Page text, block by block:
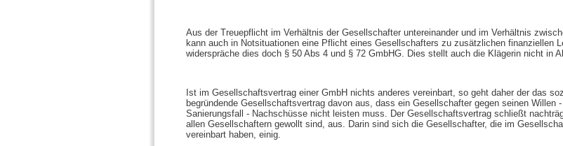
Aus der Treuepflicht im Verhältnis der Gesellschafter untereinander und im Verhältnis
kann auch in Notsituationen eine Pflicht eines Gesellschafters zu zusätzlichen finanziellen
widerspräche dies doch § 50 Abs 4 und § 72 GmbHG. Dies stellt auch die Klägerin nicht in
Ist im Gesellschaftsvertrag einer GmbH nichts anderes vereinbart, so geht daher der das
begründende Gesellschaftsvertrag davon aus, dass ein Gesellschafter gegen seinen Willen
Sanierungsfall - Nachschüsse nicht leisten muss. Der Gesellschaftsvertrag schließt
allen Gesellschaftern gewollt sind, aus. Darin sind sich die Gesellschafter, die im
vereinbart haben, einig.